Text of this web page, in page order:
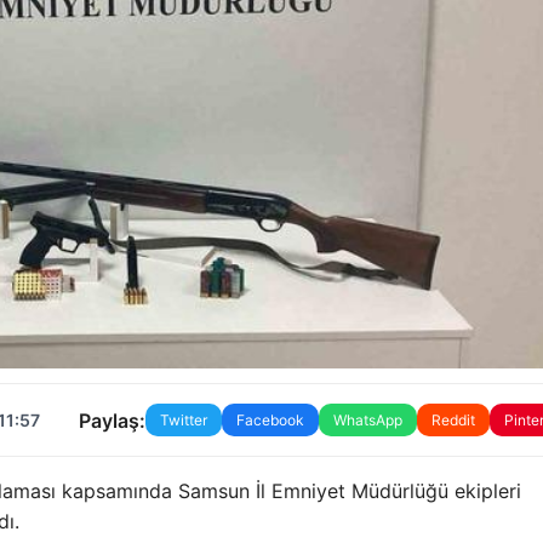
Paylaş: Twitter Facebook WhatsApp Reddit
kapsamında Samsun İl Emniyet Müdürlüğü ekipleri